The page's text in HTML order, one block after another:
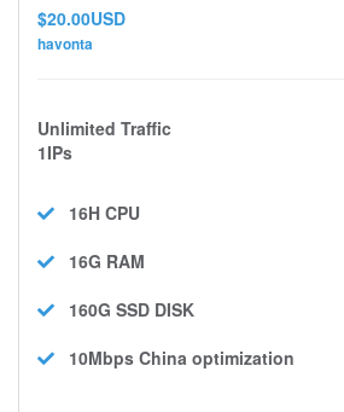
$20.00USD
havonta
Unlimited Traffic
1IPs
16H CPU
16G RAM
160G SSD DISK
10Mbps China optimization